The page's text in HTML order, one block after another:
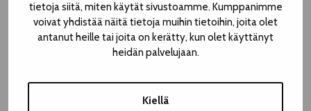
tietoja siitä, miten käytät sivustoamme. Kumppanimme
voivat yhdistää näitä tietoja muihin tietoihin, joita olet
antanut heille tai joita on kerätty, kun olet käyttänyt
heidän palvelujaan.
Kiellä
Toilets
Accessible toilets are located on the street level as well as